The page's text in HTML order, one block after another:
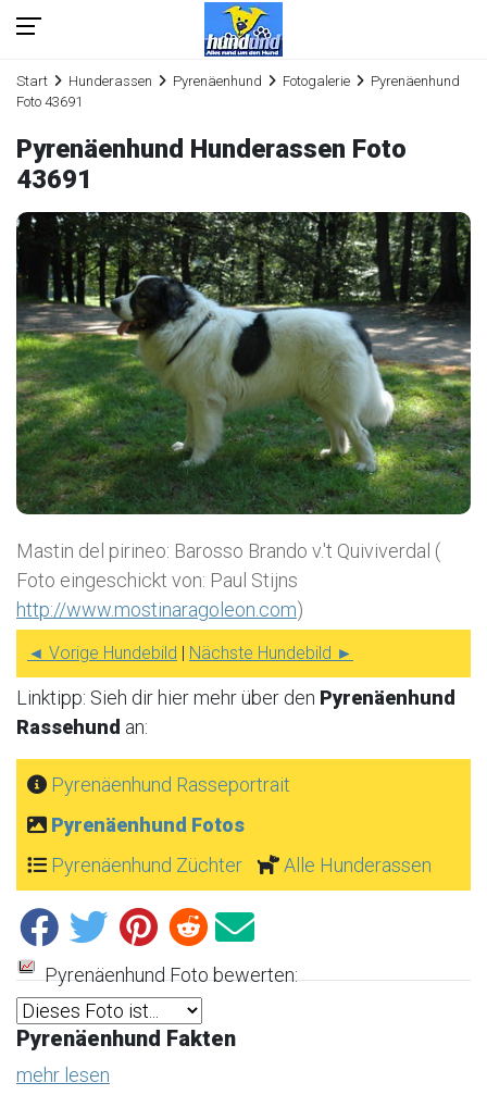
Start Hunderassen Pyrenäenhund Fotogalerie
Pyrenäenhund
Foto 43691
Pyrenäenhund Hunderassen Foto
43691
Mastin del pirineo: Barosso Brando v.'t Quiviverdal (
Foto eingeschickt von: Paul Stijns
http://www.mostinaragoleon.com)
◄ Vorige Hundebild | Nächste Hundebild ►
Linktipp: Sieh dir hier mehr über den Pyrenäenhund
Rassehund an:
Pyrenäenhund Rasseportrait
Pyrenäenhund Fotos
Pyrenäenhund Züchter
Alle Hunderassen
Pyrenäenhund Foto bewerten:
Pyrenäenhund Fakten
mehr lesen